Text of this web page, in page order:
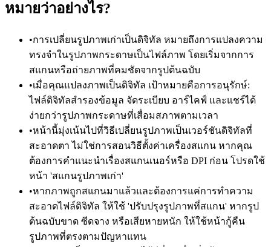
หมายว่าอย่างไร?
•การเปลี่ยนรูปภาพเก่าเป็นดิจิทัล หมายถึงการแปลงความ
ทรงจำในรูปภาพกระดาษเป็นไฟล์ภาพ โดยเริ่มจากการ
สแกนหรือถ่ายภาพที่คมชัดจากรูปต้นฉบับ
•เมื่อคุณแปลงภาพเป็นดิจิทัล เป้าหมายคือการอนุรักษ์:
ไฟล์ดิจิทัลสำรองข้อมูล จัดระเบียบ อาร์ไคฟ์ และแชร์ได้
ง่ายกว่ารูปภาพกระดาษที่เสื่อมสภาพตามเวลา
•หน้านี้มุ่งเน้นไปที่วิธีเปลี่ยนรูปภาพเป็นเวอร์ชันดิจิทัลที่
สะอาดตา ไม่ใช่การสอนวิธีตั้งค่าเครื่องสแกน หากคุณ
ต้องการคำแนะนำเรื่องสแกนเนอร์หรือ DPI ก่อน โปรดใช้
หน้า 'สแกนรูปภาพเก่า'
•หากภาพถูกสแกนมาแล้วและต้องการแค่การทำความ
สะอาดไฟล์ดิจิทัล ให้ใช้ 'ปรับปรุงรูปภาพที่สแกน' หากรูป
ต้นฉบับขาด ซีดจาง หรือเสียหายหนัก ให้ใช้หน้ากู้คืน
รูปภาพที่ตรงตามปัญหาแทน